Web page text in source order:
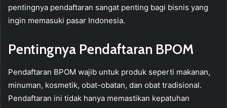
pentingnya pendaftaran sangat penting bagi bisnis yang
ingin memasuki pasar Indonesia.
Pentingnya Pendaftaran BPOM
Pendaftaran BPOM wajib untuk produk seperti makanan,
minuman, kosmetik, obat-obatan, dan obat tradisional.
Pendaftaran ini tidak hanya memastikan kepatuhan